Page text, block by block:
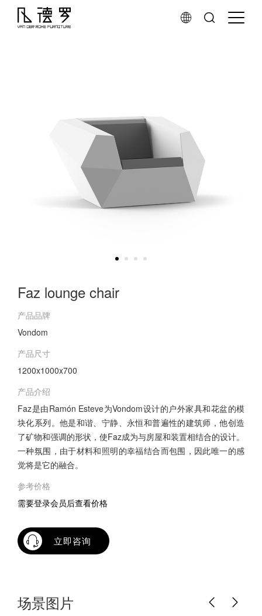
Faz lounge chair
产品品牌
Vondom
产品尺寸
1200x1000x700
产品介绍
Faz是由Ramón Esteve为Vondom设计的户外家具和花盆的模
块化系列。他是和谐、宁静、永恒和普遍性的建筑师，他创造
了矿物和强调的形状，使Faz成为与房屋和装置相结合的设计。
一种氛围，由于材料和照明的幸福结合而包围，因此唯一的感
觉将是它的融合。
参考价格
需要登录会员后查看价格
立即咨询
场景图片